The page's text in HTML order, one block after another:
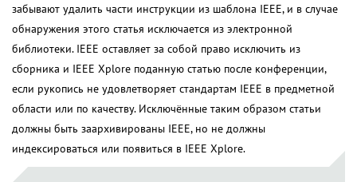
забывают удалить части инструкции из шаблона IEEE, и в случае
обнаружения этого статья исключается из электронной
библиотеки. IEEE оставляет за собой право исключить из
сборника и IEEE Xplore поданную статью после конференции,
если рукопись не удовлетворяет стандартам IEEE в предметной
области или по качеству. Исключённые таким образом статьи
должны быть заархивированы IEEE, но не должны
индексироваться или появиться в IEEE Xplore.